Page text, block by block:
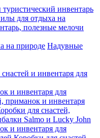
инвентарь
для отдыха на
полезные мелочи
на природе Надувные
и инвентаря для
и инвентаря для
приманок и инвентаря
для снастей,
Salmo и Lucky John
и инвентаря для